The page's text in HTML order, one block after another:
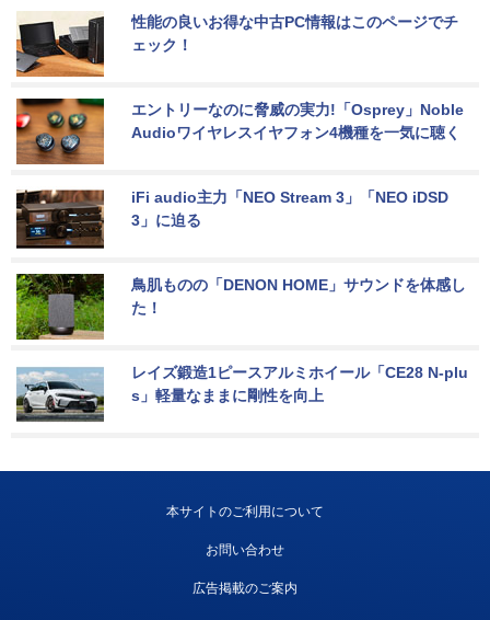
性能の良いお得な中古PC情報はこのページでチ
ェック！
エントリーなのに脅威の実力!「Osprey」Noble
Audioワイヤレスイヤフォン4機種を一気に聴く
iFi audio主力「NEO Stream 3」「NEO iDSD
3」に迫る
鳥肌ものの「DENON HOME」サウンドを体感し
た！
レイズ鍛造1ピースアルミホイール「CE28 N-plu
s」軽量なままに剛性を向上
本サイトのご利用について
お問い合わせ
広告掲載のご案内